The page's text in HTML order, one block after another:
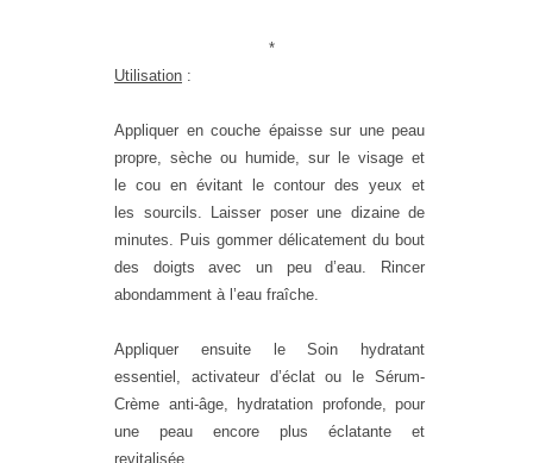
*
Utilisation :
Appliquer en couche épaisse sur une peau
propre, sèche ou humide, sur le visage et
le cou en évitant le contour des yeux et
les sourcils. Laisser poser une dizaine de
minutes. Puis gommer délicatement du bout
des doigts avec un peu d’eau. Rincer
abondamment à l’eau fraîche.
Appliquer ensuite le Soin hydratant
essentiel, activateur d’éclat ou le Sérum-
Crème anti-âge, hydratation profonde, pour
une peau encore plus éclatante et
revitalisée